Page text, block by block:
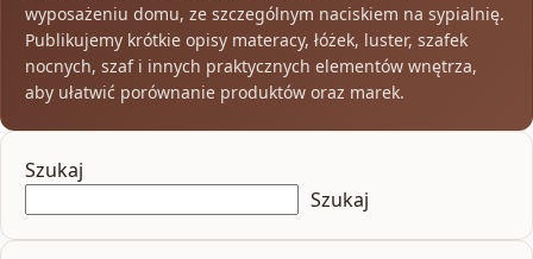
wyposażeniu domu, ze szczególnym naciskiem na sypialnię.
Publikujemy krótkie opisy materacy, łóżek, luster, szafek
nocnych, szaf i innych praktycznych elementów wnętrza,
aby ułatwić porównanie produktów oraz marek.
Szukaj
Szukaj